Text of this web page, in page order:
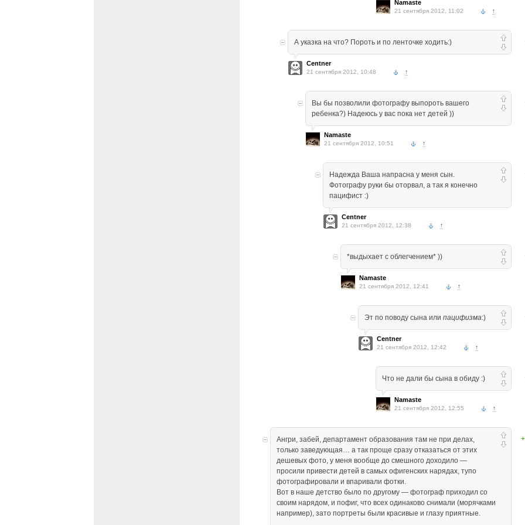
Namaste
21 сентября 2012, 11:02 ↑
А указка на что? Пороть и по ленточке ходить:)
Centner
21 сентября 2012, 10:48 ↑
Вы бы позволили фотографу выпороть вашего
ребенка?) Надеюсь у вас пока нет детей ))
Namaste
21 сентября 2012, 10:51 ↑
Надежда Ваша напрасна у меня сын.
Фотографу руки бы оторвал, а так я конечно
пацифист :)
Centner
21 сентября 2012, 12:38 ↑
*выдыхает с облегчением* ))
Namaste
21 сентября 2012, 12:41 ↑
Эт по поводу сына или пацифизма:)
Centner
21 сентября 2012, 12:42 ↑
Что не дали бы сына в обиду :)
Namaste
21 сентября 2012, 12:55 ↑
Ангри, забей, департамент образования там не при делах,
только заведующая… а так проще сразу отказаться от этих
дешевых фото, у меня вообще до смешного доходило —
просили привести детей в самых офигенских нарядах, тупо
фотографировали и впаривали фотки.
Вот в наше детство было по другому — фотограф приходил со
своим нарядом, и пофиг, что всех одинаково снимали (морячками
например), зато портреты были красивые и глазу приятные.